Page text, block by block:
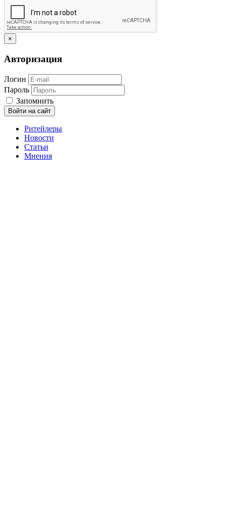
×
Авторизация
Логин
Пароль
Запомнить
Войти на сайт
Ритейлеры
Новости
Статьи
Мнения